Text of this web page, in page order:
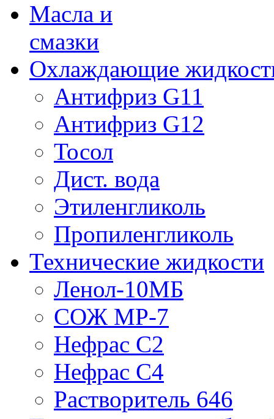
Масла и
смазки
Охлаждающие
Антифриз G11
Антифриз G12
Тосол
Дист. вода
Этиленгликоль
Пропиленгликоль
Технические жидкости
Ленол-10МБ
СОЖ МР-7
Нефрас С2
Нефрас С4
Растворитель 646